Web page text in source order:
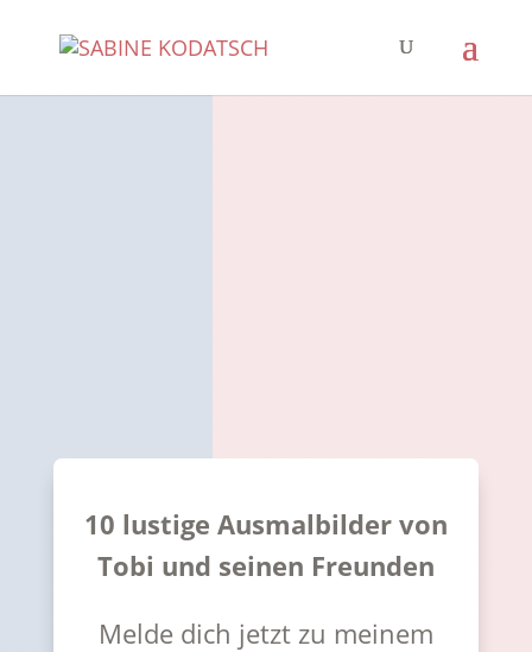
10 lustige Ausmalbilder von
Tobi und seinen Freunden
Melde dich jetzt zu meinem